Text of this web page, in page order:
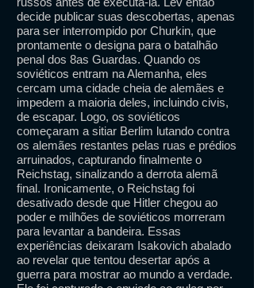
decide publicar suas descobertas, apenas
para ser interrompido por Churkin, que
prontamente o designa para o batalhão
penal dos 8as Guardas. Quando os
soviéticos entram na Alemanha, eles
cercam uma cidade cheia de alemães e
impedem a maioria deles, incluindo civis,
de escapar. Logo, os soviéticos
começaram a sitiar Berlim lutando contra
os alemães restantes pelas ruas e prédios
arruinados, capturando finalmente o
Reichstag, sinalizando a derrota alemã
final. Ironicamente, o Reichstag foi
desativado desde que Hitler chegou ao
poder e milhões de soviéticos morreram
para levantar a bandeira. Essas
experiências deixaram Isakovich abalado
ao revelar que tentou desertar após a
guerra para mostrar ao mundo a verdade.